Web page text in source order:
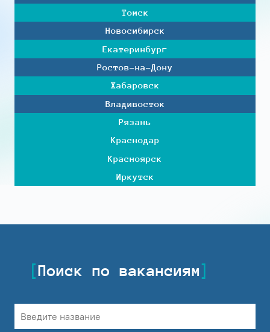
Томск
Новосибирск
Екатеринбург
Ростов-на-Дону
Хабаровск
Владивосток
Рязань
Краснодар
Красноярск
Иркутск
Поиск по вакансиям